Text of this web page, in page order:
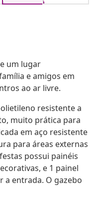
um lugar
e amigos em
ao ar livre.
resistente a
muito prática para
em aço resistente
para áreas externas
possui painéis
e 1 painel
a entrada. O gazebo